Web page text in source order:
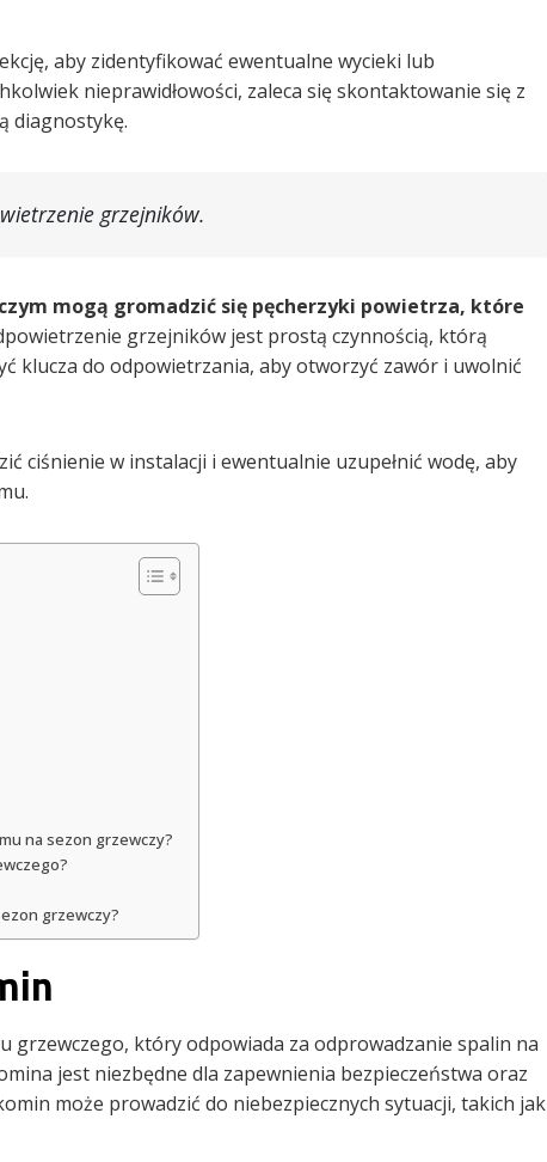
aby zidentyfikować ewentualne wycieki lub
nieprawidłowości, zaleca się skontaktowanie się z
diagnostykę.
grzejników.
mogą gromadzić się pęcherzyki powietrza, które
grzejników jest prostą czynnością, którą
klucza do odpowietrzania, aby otworzyć zawór i uwolnić
ciśnienie w instalacji i ewentualnie uzupełnić wodę, aby
na sezon grzewczy?
grzewczy?
grzewczego, który odpowiada za odprowadzanie spalin na
jest niezbędne dla zapewnienia bezpieczeństwa oraz
może prowadzić do niebezpiecznych sytuacji, takich jak